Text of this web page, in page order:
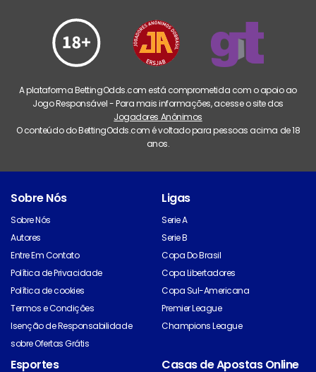
A plataforma BettingOdds.com está comprometida com o apoio ao
Jogo Responsável - Para mais informações, acesse o site dos
Jogadores Anônimos
O conteúdo do BettingOdds.com é voltado para pessoas acima de 18
anos.
Sobre Nós
Sobre Nós
Autores
Entre Em Contato
Política de Privacidade
Política de cookies
Termos e Condições
Isenção de Responsabilidade
sobre Ofertas Grátis
Ligas
Serie A
Serie B
Copa Do Brasil
Copa Libertadores
Copa Sul-Americana
Premier League
Champions League
Esportes Casas de Apostas Online